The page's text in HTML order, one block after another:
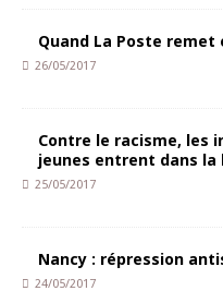
Quand La Poste
26/05/2017
Contre le racisme, les
jeunes entrent dans
25/05/2017
Nancy : répression
24/05/2017